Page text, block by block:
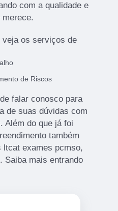
com a qualidade e
veja os serviços de
de Riscos
falar conosco para
de suas dúvidas com
Além do que já foi
também
ltcat exames pcmso,
Saiba mais entrando